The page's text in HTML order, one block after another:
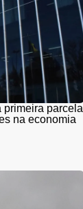
primeira parcela
na economia